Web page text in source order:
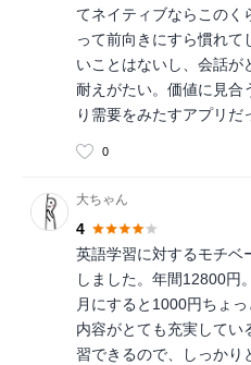
てネイティブならこのく
って前向きにすら慣れて
いことはないし、会話が
耐えがたい。価値に見合
り需要をみたすアプリだ
0
大ちゃん
4
英語学習に対するモチベ
しました。年間12800円。
月にすると1000円ちょっ
内容がとても充実してい
習できるので、しっかり